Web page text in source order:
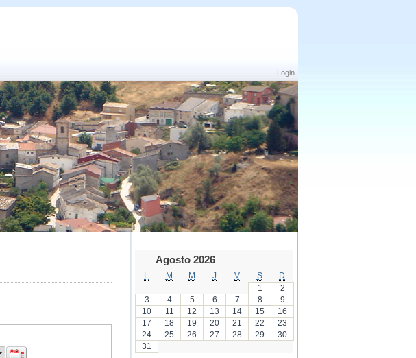
Login
Agosto 2026
M M J V S
D
1
2
3
4 5 6 7 8
9
10
11 12 13 14 15
16
17
18 19 20 21 22
23
24
25 26 27 28 29
30
31